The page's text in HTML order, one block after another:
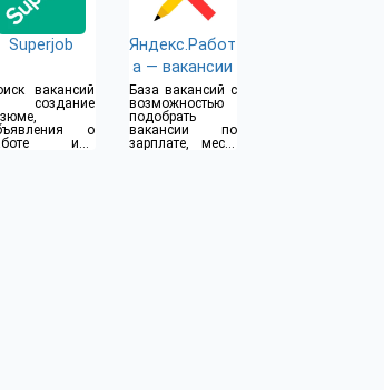
Superjob
вакансий
создание
о
или
Яндекс.Работ
а — вакансии
База вакансий с
возможностью
подобрать
вакансии по
зарплате, месту